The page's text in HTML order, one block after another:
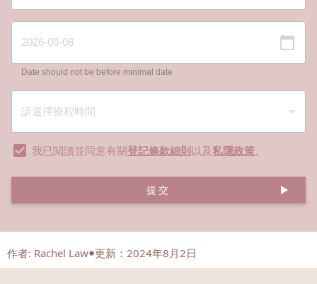
Date should not be before minimal date
我已閱讀並同意有關登記條款細則以及私隱政策。
提交
作者: Rachel Law 更新：2024年8月2日